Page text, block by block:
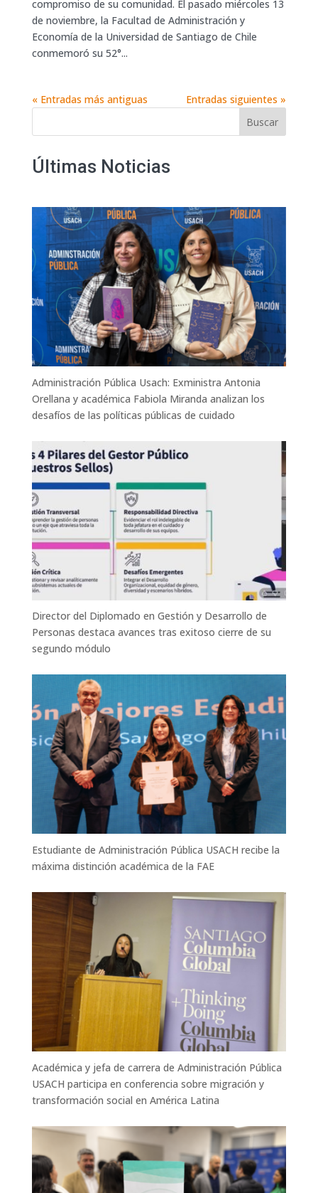
compromiso de su comunidad. El pasado miércoles 13
de noviembre, la Facultad de Administración y
Economía de la Universidad de Santiago de Chile
conmemoró su 52°...
« Entradas más antiguas
Entradas siguientes »
Buscar
Últimas Noticias
Administración Pública Usach: Exministra Antonia
Orellana y académica Fabiola Miranda analizan los
desafíos de las políticas públicas de cuidado
Director del Diplomado en Gestión y Desarrollo de
Personas destaca avances tras exitoso cierre de su
segundo módulo
Estudiante de Administración Pública USACH recibe la
máxima distinción académica de la FAE
Académica y jefa de carrera de Administración Pública
USACH participa en conferencia sobre migración y
transformación social en América Latina